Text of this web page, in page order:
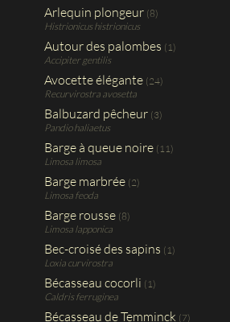
Arlequin plongeur (8)
Histrionicus histrionicus
Autour des palombes (1)
Accipiter gentilis
Avocette élégante (24)
Recurvirostra avosetta
Balbuzard pêcheur (3)
Pandio haliaetus
Barge à queue noire (11)
Limosa limosa
Barge marbrée (2)
Limosa feoda
Barge rousse (8)
Limosa lapponica
Bec-croisé des sapins (1)
Loxia curvirostra
Bécasseau cocorli (1)
Caldris ferruginea
Bécasseau de Temminck (7)